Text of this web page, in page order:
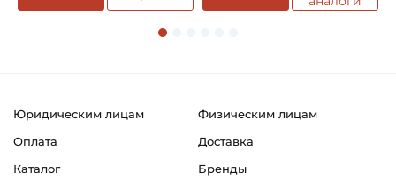
Юридическим лицам
Физическим лицам
Оплата
Доставка
Каталог
Бренды